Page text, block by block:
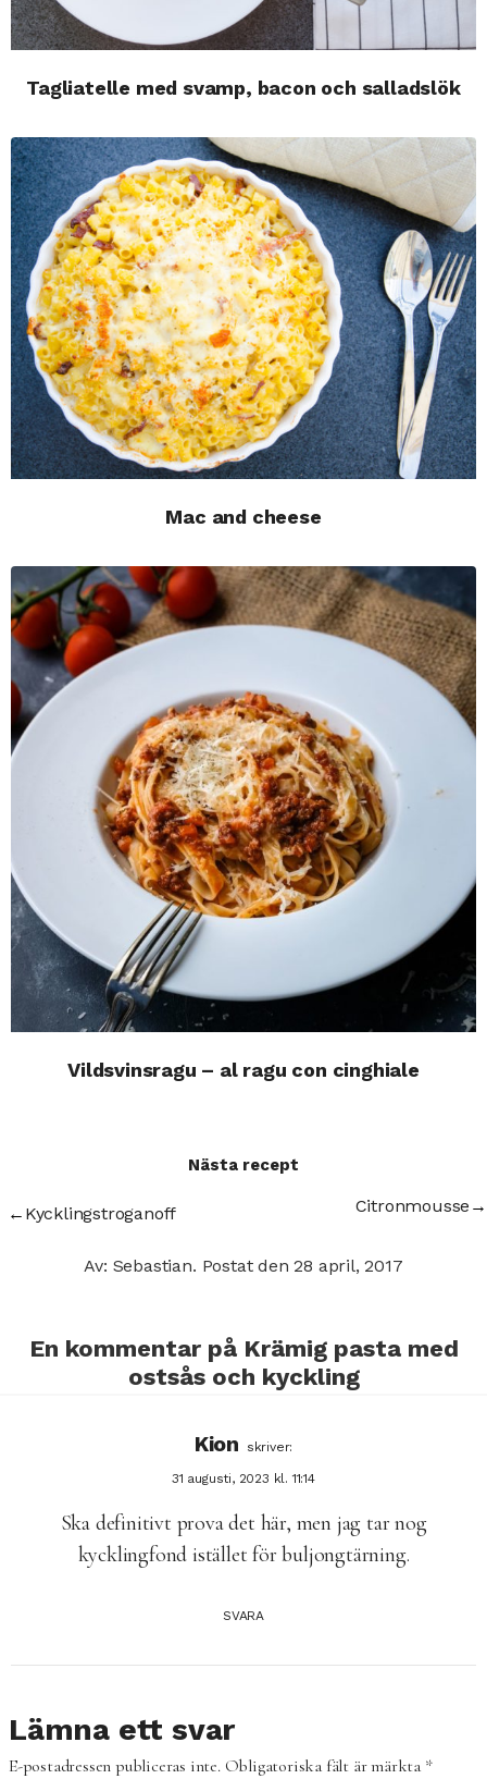
Tagliatelle med svamp, bacon och salladslök
Mac and cheese
Vildsvinsragu – al ragu con cinghiale
Nästa recept
← Kycklingstroganoff Citronmousse →
Av: Sebastian. Postat den28 april, 2017
En kommentar på Krämig pasta med
ostsås och kyckling
Kion skriver:
31 augusti, 2023 kl. 11:14
Ska definitivt prova det här, men jag tar nog
kycklingfond istället för buljongtärning.
SVARA
Lämna ett svar
E-postadressen publiceras inte.Obligatoriska fält är märkta *